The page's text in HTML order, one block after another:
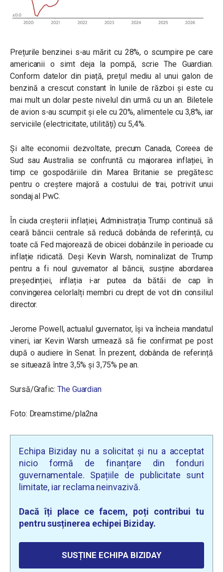
Prețurile benzinei s-au mărit cu 28%, o scumpire pe care
americanii o simt deja la pompă, scrie The Guardian.
Conform datelor din piață, prețul mediu al unui galon de
benzină a crescut constant în lunile de război și este cu
mai mult un dolar peste nivelul din urmă cu un an. Biletele
de avion s-au scumpit și ele cu 20%, alimentele cu 3,8%, iar
serviciile (electricitate, utilități) cu 5,4%.
Și alte economii dezvoltate, precum Canada, Coreea de
Sud sau Australia se confruntă cu majorarea inflației, în
timp ce gospodăriile din Marea Britanie se pregătesc
pentru o creștere majoră a costului de trai, potrivit unui
sondaj al PwC.
În ciuda creșterii inflației, Administrația Trump continuă să
ceară băncii centrale să reducă dobânda de referință, cu
toate că Fed majorează de obicei dobânzile în perioade cu
inflație ridicată. Deși Kevin Warsh, nominalizat de Trump
pentru a fi noul guvernator al băncii, susține abordarea
președinției, inflația i-ar putea da bătăi de cap în
convingerea celorlalți membri cu drept de vot din consiliul
director.
Jerome Powell, actualul guvernator, își va încheia mandatul
vineri, iar Kevin Warsh urmează să fie confirmat pe post
după o audiere în Senat. În prezent, dobânda de referință
se situează între 3,5% și 3,75% pe an.
Sursă/Grafic: The Guardian
Foto: Dreamstime/pla2na
Echipa Biziday nu a solicitat și nu a acceptat
nicio formă de finanțare din fonduri
guvernamentale. Spațiile de publicitate sunt
limitate, iar reclama neinvazivă.
Dacă îți place ce facem, poți contribui tu
pentru susținerea echipei Biziday.
SUSȚINE ECHIPA BIZIDAY